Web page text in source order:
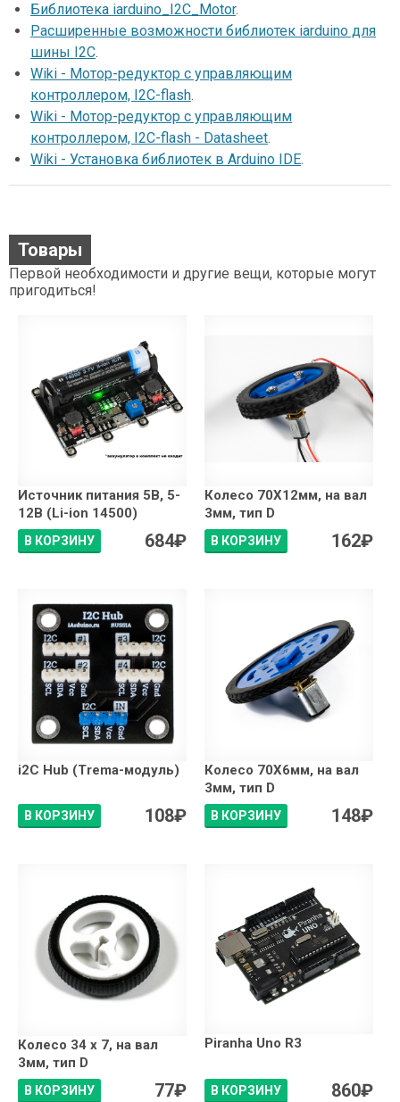
Библиотека iarduino_I2C_Motor.
Расширенные возможности библиотек iarduino для
шины I2C.
Wiki - Мотор-редуктор с управляющим
контроллером, I2C-flash.
Wiki - Мотор-редуктор с управляющим
контроллером, I2C-flash - Datasheet.
Wiki - Установка библиотек в Arduino IDE.
Товары
Первой необходимости и другие вещи, которые могут
пригодиться!
Источник питания 5В, 5-
12В (Li-ion 14500)
В КОРЗИНУ 684₽
Колесо 70X12мм, на вал
3мм, тип D
В КОРЗИНУ 162₽
i2C Hub (Trema-модуль)
В КОРЗИНУ 108₽
Колесо 70X6мм, на вал
3мм, тип D
В КОРЗИНУ 148₽
Колесо 34 х 7, на вал
3мм, тип D
В КОРЗИНУ 77₽
Piranha Uno R3
В КОРЗИНУ 860₽